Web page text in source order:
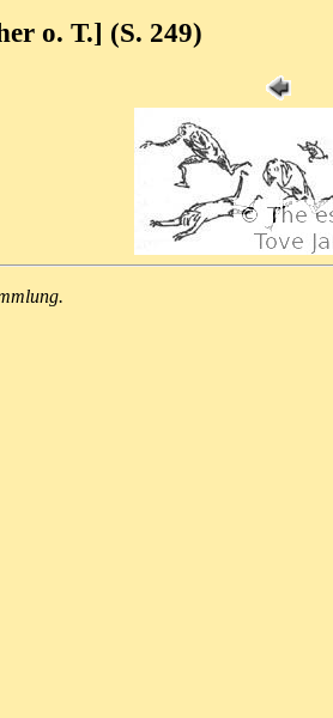
o. T.] (S. 249)